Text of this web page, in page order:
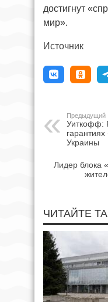
достигнут
мир».
Источник
Предыдущий
Уиткофф:
Украины
Лидер блока
ЧИТАЙТЕ